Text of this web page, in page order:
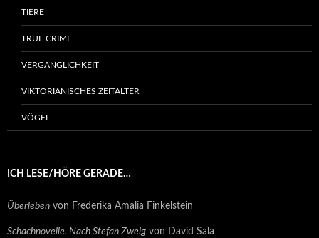
TIERE
TRUE CRIME
VERGÄNGLICHKEIT
VIKTORIANISCHES ZEITALTER
VÖGEL
ICH LESE/HÖRE GERADE…
Überleben von Frederika Amalia Finkelstein
Schachnovelle. Nach Stefan Zweig von David Sala